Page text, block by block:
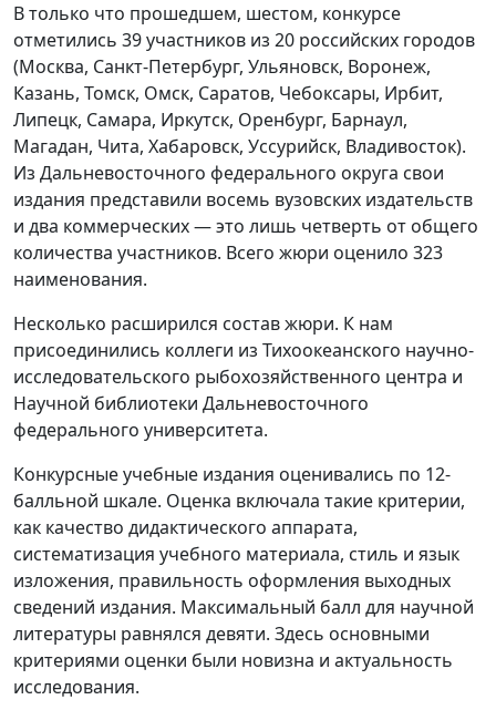
В только что прошедшем, шестом, конкурсе
отметились 39 участников из 20 российских городов
(Москва, Санкт-Петербург, Ульяновск, Воронеж,
Казань, Томск, Омск, Саратов, Чебоксары, Ирбит,
Липецк, Самара, Иркутск, Оренбург, Барнаул,
Магадан, Чита, Хабаровск, Уссурийск, Владивосток).
Из Дальневосточного федерального округа свои
издания представили восемь вузовских издательств
и два коммерческих — это лишь четверть от общего
количества участников. Всего жюри оценило 323
наименования.
Несколько расширился состав жюри. К нам
присоединились коллеги из Тихоокеанского научно-
исследовательского рыбохозяйственного центра и
Научной библиотеки Дальневосточного
федерального университета.
Конкурсные учебные издания оценивались по 12-
балльной шкале. Оценка включала такие критерии,
как качество дидактического аппарата,
систематизация учебного материала, стиль и язык
изложения, правильность оформления выходных
сведений издания. Максимальный балл для научной
литературы равнялся девяти. Здесь основными
критериями оценки были новизна и актуальность
исследования.